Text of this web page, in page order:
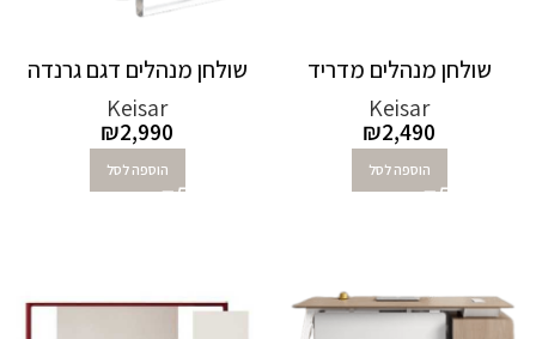
שולחן מנהלים מדריד
Keisar
₪2,490
הוספה לסל
שולחן מנהלים דגם גרנדה
Keisar
₪2,990
הוספה לסל